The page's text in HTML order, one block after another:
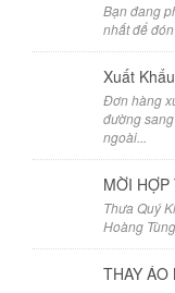
Bạn đang
nhất để
Xuất
Đơn hàng
đường
ngoài...
MỜI HỢP
Thưa Quý
Hoàng
THAY ÁO